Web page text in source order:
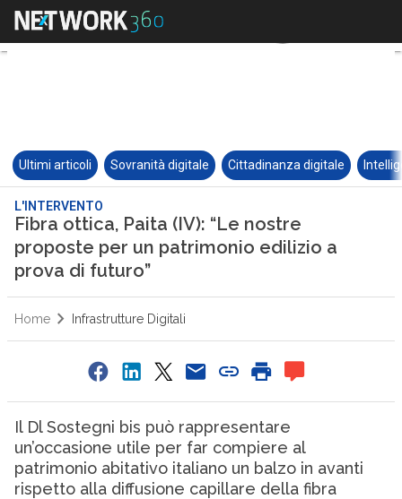
Ultimi articoli Sovranità digitale Cittadinanza digitale
L'INTERVENTO
Fibra ottica, Paita (IV): “Le nostre
proposte per un patrimonio edilizio a
prova di futuro”
Home Infrastrutture Digitali
Il Dl Sostegni bis può rappresentare
un’occasione utile per far compiere al
patrimonio abitativo italiano un balzo in avanti
rispetto alla diffusione capillare della fibra